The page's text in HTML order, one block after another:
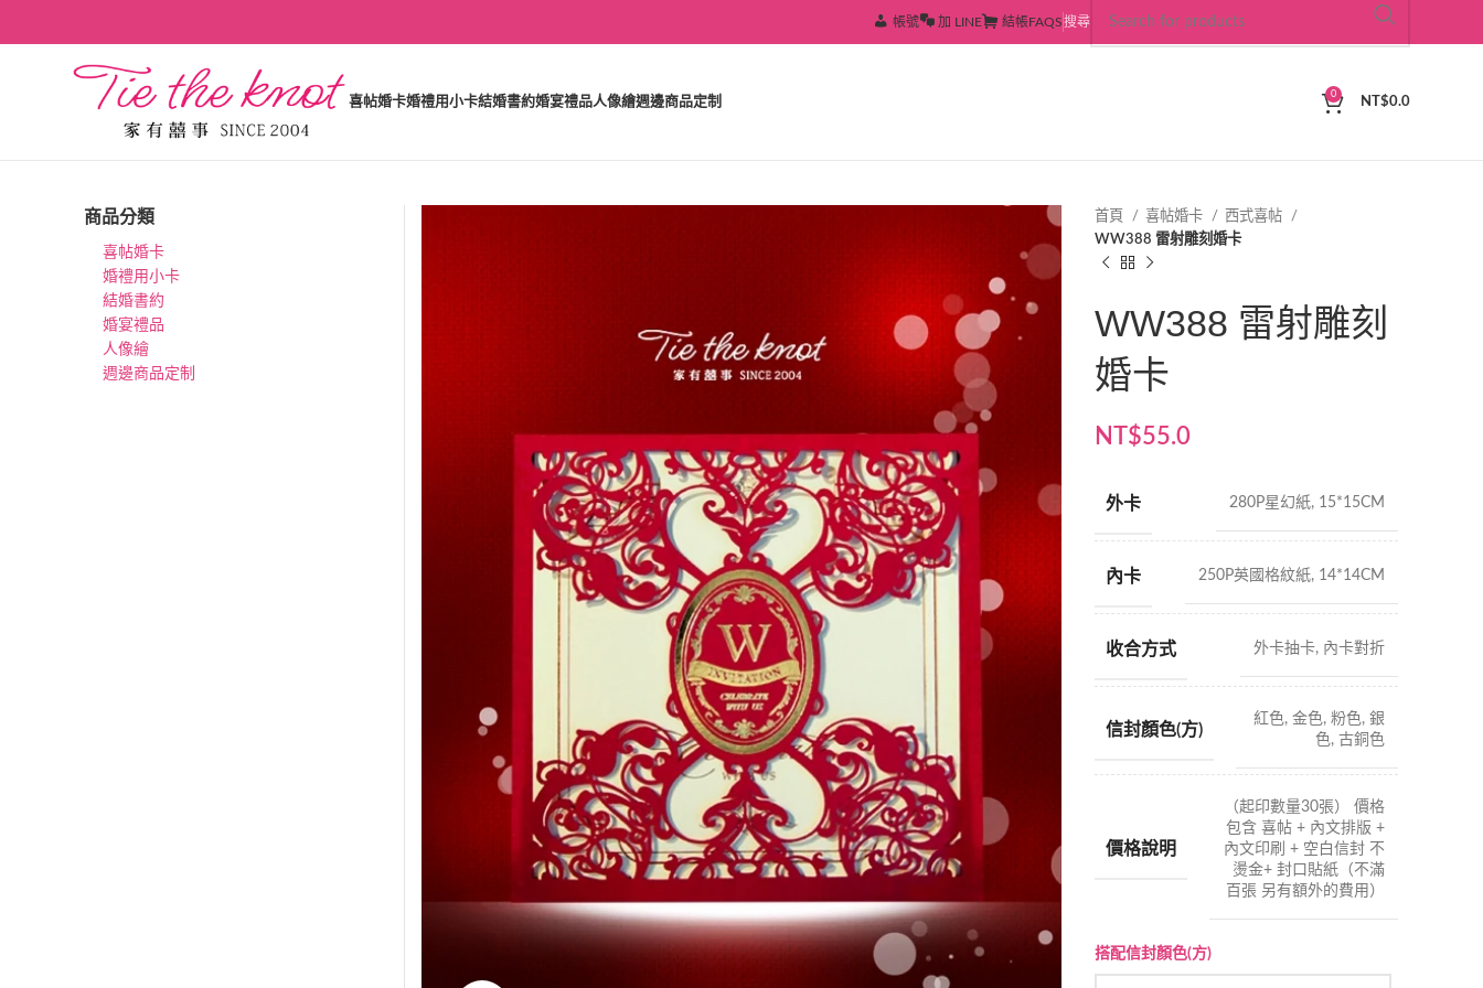
帳號 加 LINE 結帳FAQS搜尋
喜帖婚卡婚禮用小卡結婚書約婚宴禮品人像繪週邊商品定制
0
NT$0.0
首頁 喜帖婚卡
西式喜帖
WW388 雷射雕刻婚卡
WW388 雷射雕刻
婚卡
NT$55.0
外卡 280P星幻紙, 15*15CM
內卡 250P英國格紋紙, 14*14CM
收合方式 外卡抽卡, 內卡對折
信封顏色(方)
紅色, 金色, 粉色, 銀
色, 古銅色
價格說明
（起印數量30張） 價格
包含 喜帖 + 內文排版 +
內文印刷 + 空白信封 不
燙金+ 封口貼紙（不滿
百張 另有額外的費用）
搭配信封顏色(方)
商品分類
喜帖婚卡
婚禮用小卡
結婚書約
婚宴禮品
人像繪
週邊商品定制